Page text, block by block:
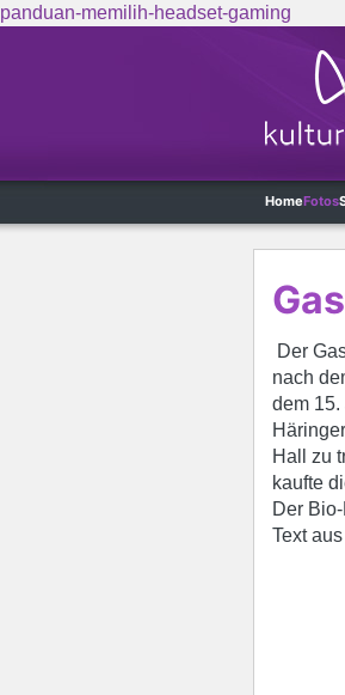
panduan-memilih-headset-gaming
HomeFotos
Der
nach
dem
Hall zu
kaufte
Der
Text